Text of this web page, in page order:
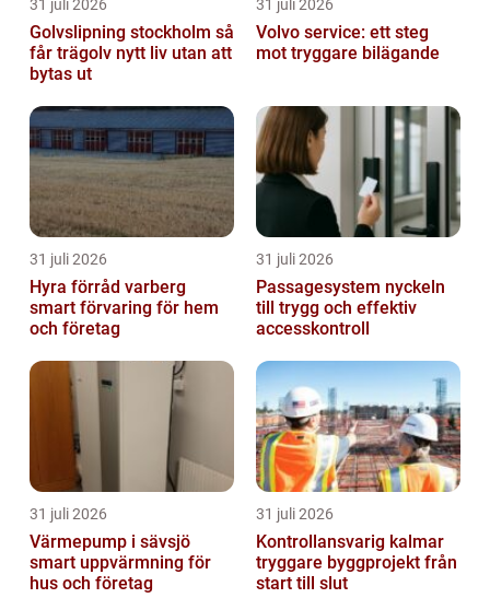
31 juli 2026
Golvslipning stockholm så
får trägolv nytt liv utan att
bytas ut
31 juli 2026
Volvo service: ett steg
mot tryggare bilägande
31 juli 2026
Hyra förråd varberg
smart förvaring för hem
och företag
31 juli 2026
Passagesystem nyckeln
till trygg och effektiv
accesskontroll
31 juli 2026
Värmepump i sävsjö
smart uppvärmning för
hus och företag
31 juli 2026
Kontrollansvarig kalmar
tryggare byggprojekt från
start till slut